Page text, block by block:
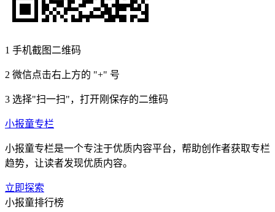
1 手机截图二维码
2 微信点击右上方的 "+" 号
3 选择"扫一扫"，打开刚保存的二维码
小报童专栏
小报童专栏是一个专注于优质内容平台，帮助创作者获取专栏
趋势，让读者发现优质内容。
立即探索
小报童排行榜